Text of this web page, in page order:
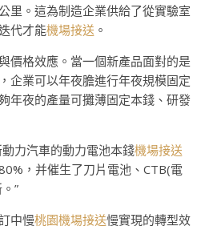
里。這為制造企業供給了從實驗室
代才能機場接送 。
價格效應。當一個新產品面對的是
企業可以年夜膽進行年夜規模固定
年夜的產量可攤薄固定本錢、研發
力汽車的動力電池本錢機場接送
，并催生了刀片電池、CTB(電
”
中慢桃園機場接送慢實現的轉型效